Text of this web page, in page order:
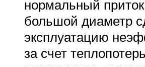
нормальный
большой диаметр
эксплуатацию
за счет